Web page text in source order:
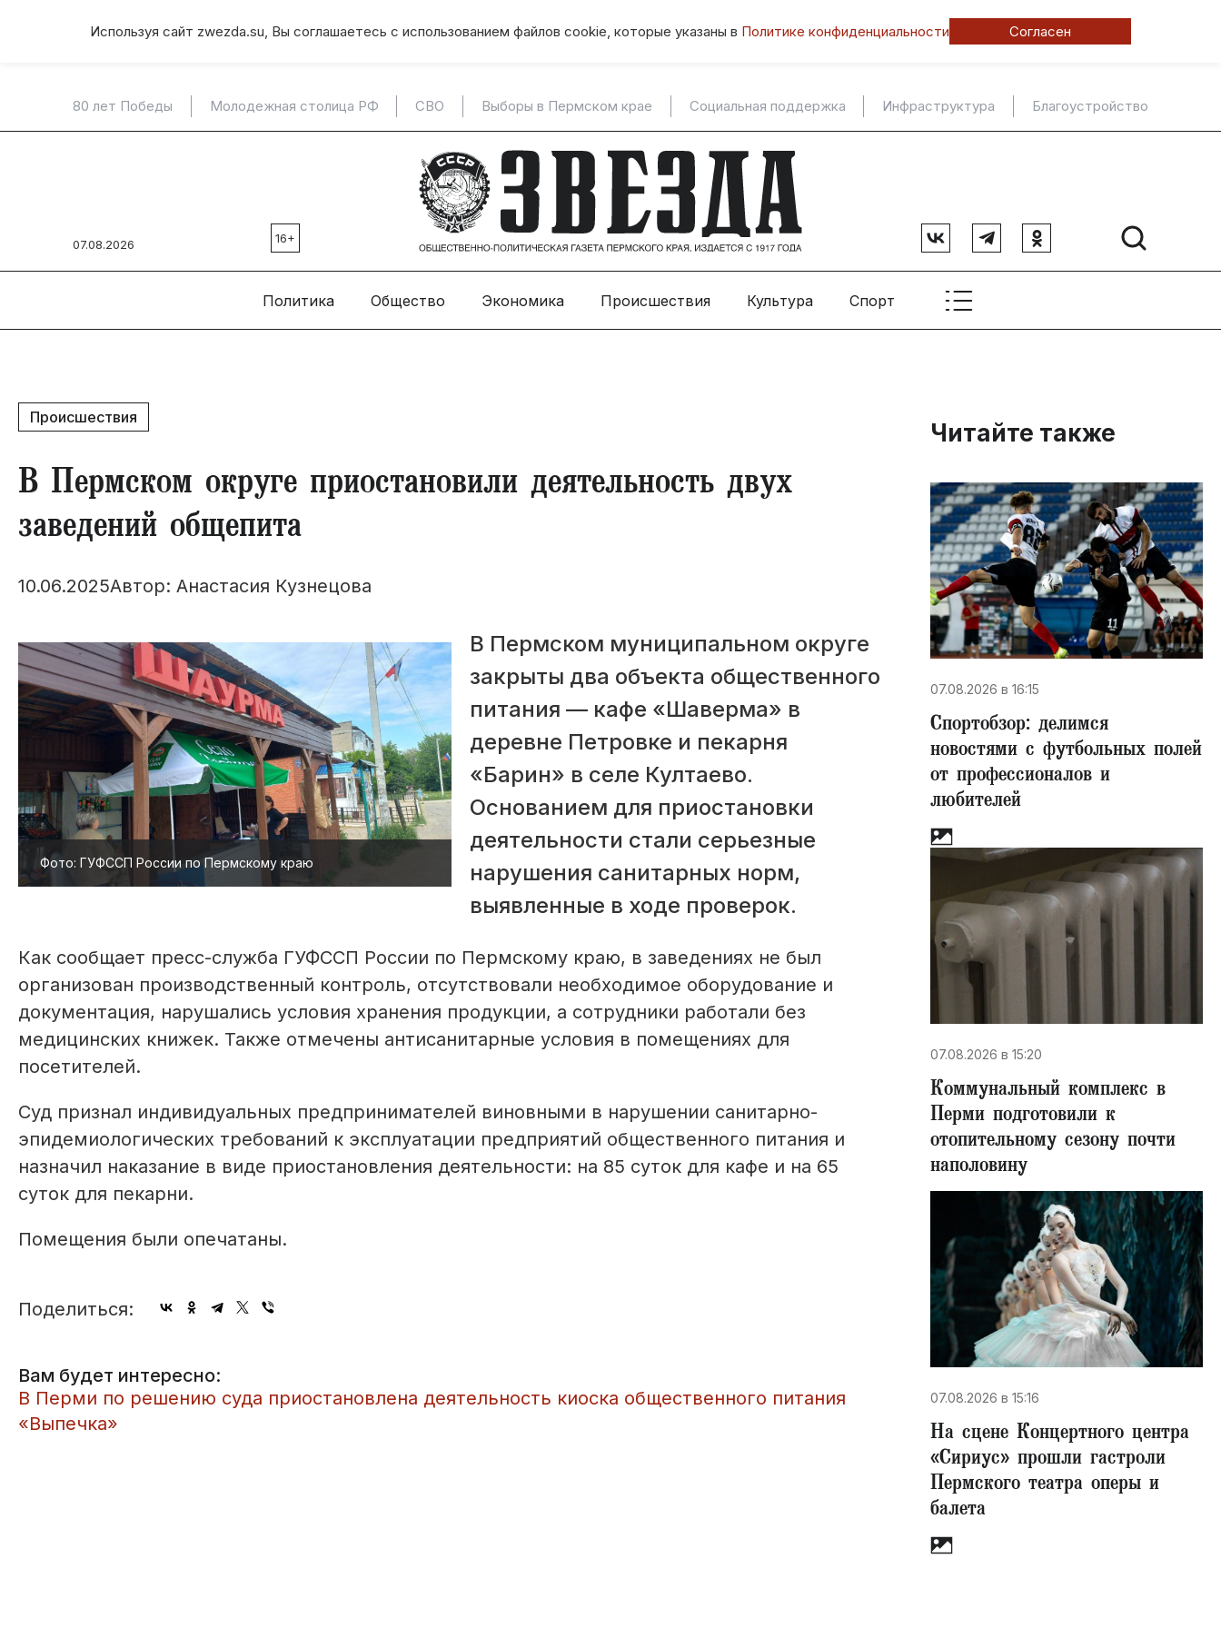
Используя сайт zwezda.su, Вы соглашаетесь с использованием файлов cookie, которые указаны в Политике конфиденциальности Согласен
80 лет Победы Молодежная столица РФ СВО Выборы в Пермском крае Социальная поддержка Инфраструктура Благоустройство
07.08.2026 16+
Политика Общество Экономика Происшествия Культура Спорт
Происшествия
В Пермском округе приостановили деятельность двух
заведений общепита
10.06.2025Автор: Анастасия Кузнецова
Фото: ГУФССП России по Пермскому краю
В Пермском муниципальном округе
закрыты два объекта общественного
питания — кафе «Шаверма» в
деревне Петровке и пекарня
«Барин» в селе Култаево.
Основанием для приостановки
деятельности стали серьезные
нарушения санитарных норм,
выявленные в ходе проверок.
Как сообщает пресс-служба ГУФССП России по Пермскому краю, в заведениях не был
организован производственный контроль, отсутствовали необходимое оборудование и
документация, нарушались условия хранения продукции, а сотрудники работали без
медицинских книжек. Также отмечены антисанитарные условия в помещениях для
посетителей.
Суд признал индивидуальных предпринимателей виновными в нарушении санитарно-
эпидемиологических требований к эксплуатации предприятий общественного питания и
назначил наказание в виде приостановления деятельности: на 85 суток для кафе и на 65
суток для пекарни.
Помещения были опечатаны.
Поделиться:
Вам будет интересно:
​В Перми по решению суда приостановлена деятельность киоска общественного питания
«Выпечка»
Читайте также
07.08.2026 в 16:15
Спортобзор: делимся
новостями с футбольных полей
от профессионалов и
любителей
07.08.2026 в 15:20
Коммунальный комплекс в
Перми подготовили к
отопительному сезону почти
наполовину
07.08.2026 в 15:16
На сцене Концертного центра
«Сириус» прошли гастроли
Пермского театра оперы и
балета